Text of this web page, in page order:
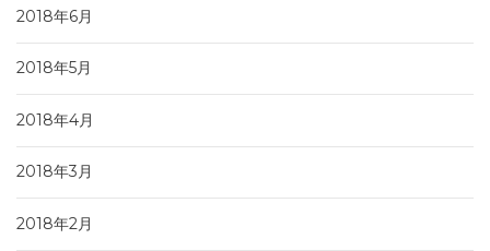
2018年6月
2018年5月
2018年4月
2018年3月
2018年2月